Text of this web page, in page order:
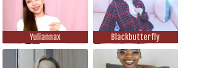
Yuliannax Blackbutterfly